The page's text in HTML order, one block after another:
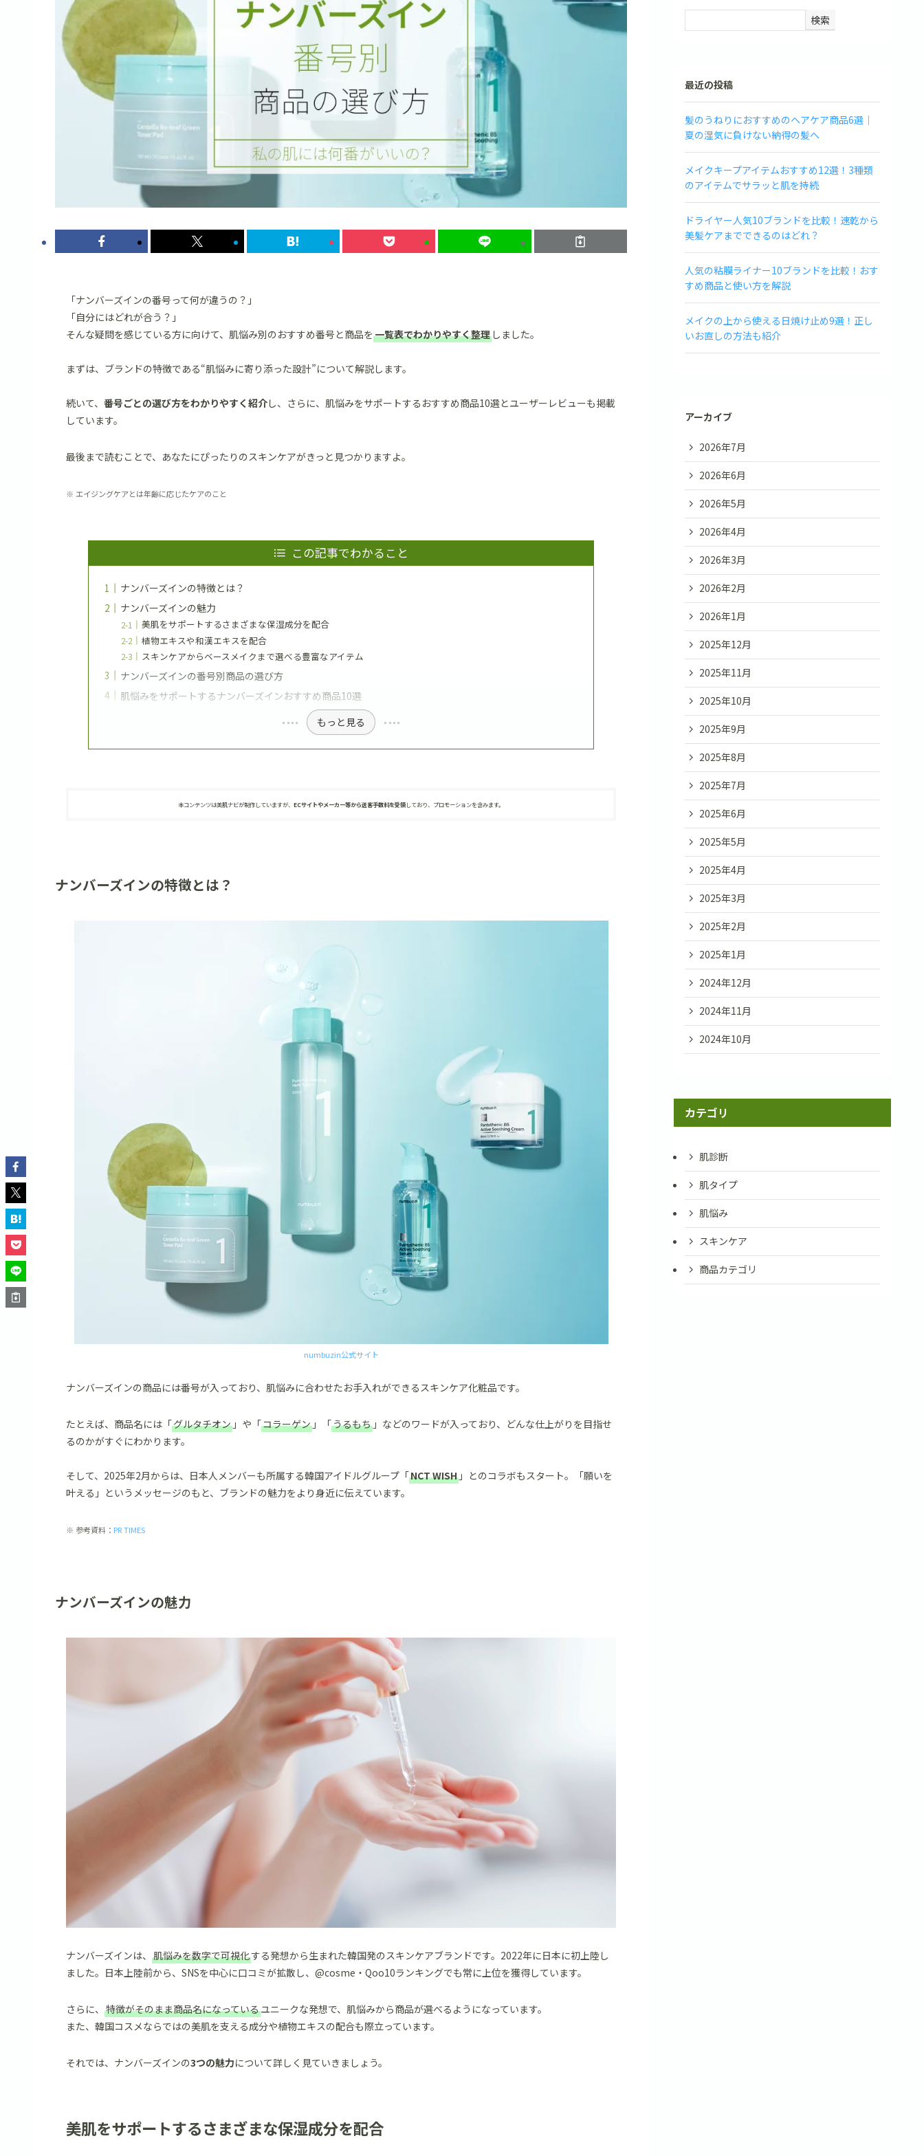
「ナンバーズインの番号って何が違うの？」
「自分にはどれが合う？」
そんな疑問を感じている方に向けて、肌悩み別のおすすめ番号と商品を一覧表でわかりやすく整理 しました。
まずは、ブランドの特徴である“肌悩みに寄り添った設計”について解説します。
続いて、 番号ごとの選び方をわかりやすく紹介し、さらに、肌悩みをサポートするおすすめ商品10選とユーザーレビューも掲載
しています。
最後まで読むことで、あなたにぴったりのスキンケアがきっと見つかりますよ。
※ エイジングケアとは年齢に応じたケアのこと
この記事でわかること
ナンバーズインの特徴とは？
ナンバーズインの魅力
美肌をサポートするさまざまな保湿成分を配合
植物エキスや和漢エキスを配合
スキンケアからベースメイクまで選べる豊富なアイテム
ナンバーズインの番号別商品の選び方
肌悩みをサポートするナンバーズインおすすめ商品10選
もっと見る
本コンテンツは美肌ナビが制作していますが、 ECサイトやメーカー等から送客手数料を受領しており、プロモーションを含みます。
ナンバーズインの特徴とは？
numbuzin公式サイト
ナンバーズインの商品には番号が入っており、肌悩みに合わせたお手入れができるスキンケア化粧品です。
たとえば、商品名には「グルタチオン 」や「コラーゲン 」「うるもち 」などのワードが入っており、どんな仕上がりを目指せ
るのかがすぐにわかります。
そして、2025年2月からは、日本人メンバーも所属する韓国アイドルグループ「NCT WISH 」とのコラボもスタート。「願いを
叶える」というメッセージのもと、ブランドの魅力をより身近に伝えています。
※ 参考資料： PR TIMES
ナンバーズインの魅力
ナンバーズインは、 肌悩みを数字で可視化する発想から生まれた韓国発のスキンケアブランドです。2022年に日本に初上陸し
ました。日本上陸前から、SNSを中心に口コミが拡散し、@cosme・Qoo10ランキングでも常に上位を獲得しています。
さらに、 特徴がそのまま商品名になっているユニークな発想で、肌悩みから商品が選べるようになっています。
また、韓国コスメならではの美肌を支える成分や植物エキスの配合も際立っています。
それでは、ナンバーズインの3つの魅力について詳しく見ていきましょう。
美肌をサポートするさまざまな保湿成分を配合
検索
最近の投稿
髪のうねりにおすすめのヘアケア商品6選｜
夏の湿気に負けない納得の髪へ
メイクキープアイテムおすすめ12選！3種類
のアイテムでサラッと肌を持続
ドライヤー人気10ブランドを比較！速乾から
美髪ケアまでできるのはどれ？
人気の粘膜ライナー10ブランドを比較！おす
すめ商品と使い方を解説
メイクの上から使える日焼け止め9選！正し
いお直しの方法も紹介
アーカイブ
2026年7月
2026年6月
2026年5月
2026年4月
2026年3月
2026年2月
2026年1月
2025年12月
2025年11月
2025年10月
2025年9月
2025年8月
2025年7月
2025年6月
2025年5月
2025年4月
2025年3月
2025年2月
2025年1月
2024年12月
2024年11月
2024年10月
カテゴリ
肌診断
肌タイプ
肌悩み
スキンケア
商品カテゴリ